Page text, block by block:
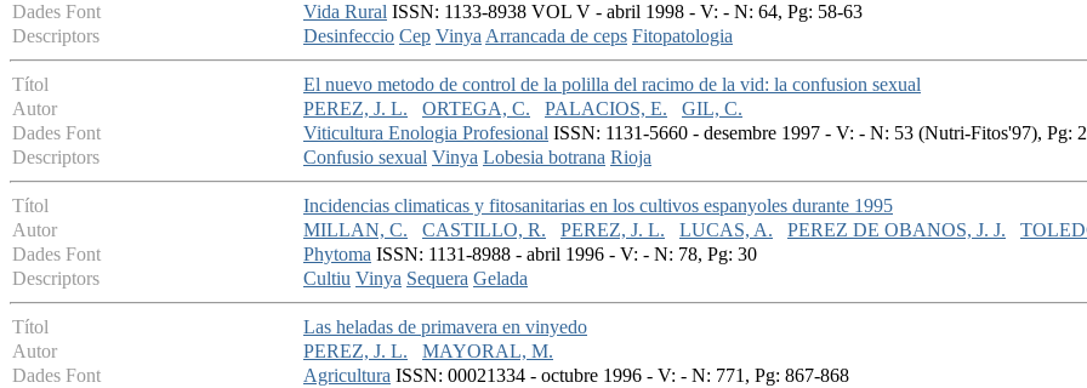
Dades Font
Vida Rural ISSN: 1133-8938 VOL V - abril 1998 - V: - N: 64, Pg: 58-63
Descriptors
Desinfeccio Cep VinyaArrancada de ceps Fitopatologia
Títol
El nuevo metodo de control de la polilla del racimo de la vid: la confusion sexual
Autor
PEREZ, J. L. ORTEGA, C. PALACIOS, E.
GIL, C.
Dades Font
Viticultura Enologia Profesional ISSN: 1131-5660 - desembre 1997 - V: - N: 53 (Nutri-Fitos'97), Pg:
Descriptors
Confusio sexual Vinya Lobesia botrana Rioja
Títol
Incidencias climaticas y fitosanitarias en los cultivos espanyoles durante 1995
Autor
MILLAN, C. CASTILLO, R. PEREZ, J. L. LUCAS, A. PEREZ DE OBANOS, J. J.
Dades Font
Phytoma ISSN: 1131-8988 - abril 1996 - V: - N: 78, Pg: 30
Descriptors
Cultiu Vinya Sequera Gelada
Títol
Las heladas de primavera en vinyedo
Autor
PEREZ, J. L.
MAYORAL, M.
Dades Font
Agricultura ISSN: 00021334 - octubre 1996 - V: - N: 771, Pg: 867-868